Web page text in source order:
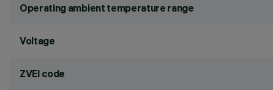
Operating ambient temperature range
Voltage
ZVEI code